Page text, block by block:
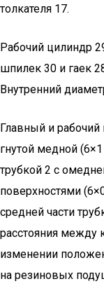
толкателя 17.
Рабочий цилиндр
шпилек 30 и гаек
Внутренний
Главный и
гнутой медной
трубкой 2 с
поверхностями
средней части
расстояния между
изменении
на резиновых